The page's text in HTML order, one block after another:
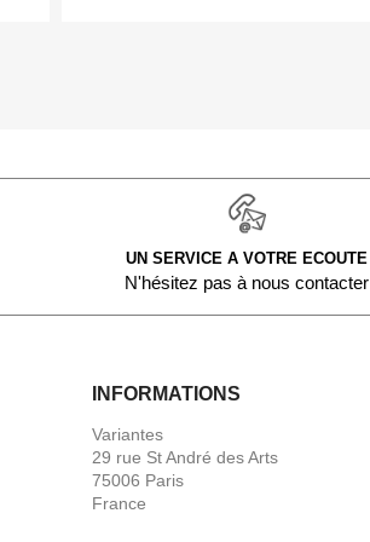
UN SERVICE A VOTRE ECOUTE
N'hésitez pas à nous contacter
INFORMATIONS
Variantes
29 rue St André des Arts
75006 Paris
France